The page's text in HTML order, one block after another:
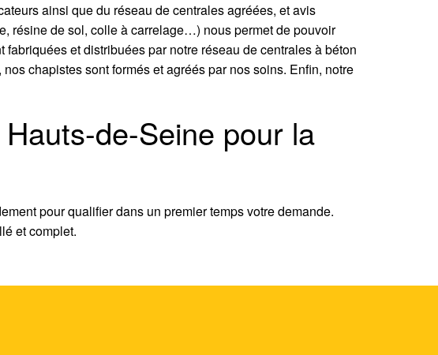
ainsi que du réseau de centrales agréées, et avis
résine de sol, colle à carrelage…) nous permet de pouvoir
et distribuées par notre réseau de centrales à béton
chapistes sont formés et agréés par nos soins. Enfin, notre
de-Seine pour la
pour qualifier dans un premier temps votre demande.
et complet.